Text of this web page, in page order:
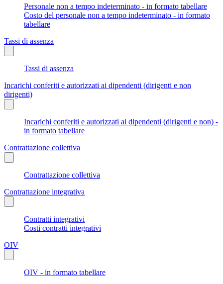
Personale non a tempo indeterminato - in formato tabellare
Costo del personale non a tempo indeterminato - in formato
tabellare
Tassi di assenza
Tassi di assenza
Incarichi conferiti e autorizzati ai dipendenti (dirigenti e non
dirigenti)
Incarichi conferiti e autorizzati ai dipendenti (dirigenti e non) -
in formato tabellare
Contrattazione collettiva
Contrattazione collettiva
Contrattazione integrativa
Contratti integrativi
Costi contratti integrativi
OIV
OIV - in formato tabellare